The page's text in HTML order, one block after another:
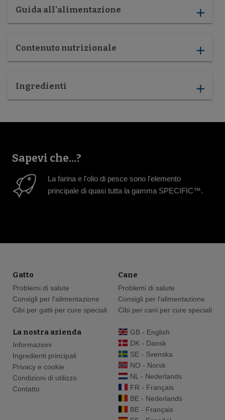
Guida all'alimentazione add
Contenuto nutrizionale add
Ingredienti add
Sapevi che...?
La farina e l'olio di pesce sono l'elemento
principale di quasi tutta la gamma SPECIFIC™.
Gatto
Problemi di salute
Consigli per l'alimentazione
Cibi per gatti per cure speciali
Cane
Problemi di salute
Consigli per l'alimentazione
Cibi per cani per cure speciali
La nostra azienda
Informazioni
Ingredienti principali
Privacy e cookie
Condizioni di utilizzo
Contatto
GB - English
DK - Dansk
SE - Svenska
NO - Norsk
NL - Nederlands
FR - Français
BE - Nederlands
BE - Français